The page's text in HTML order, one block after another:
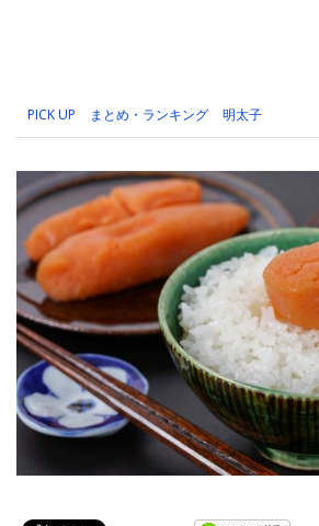
PICK UP まとめ・ランキング 明太子